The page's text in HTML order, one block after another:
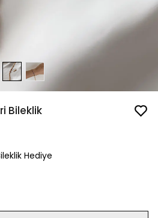
Bileklik
Hediye